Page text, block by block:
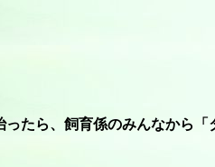
たら、飼育係のみんなから